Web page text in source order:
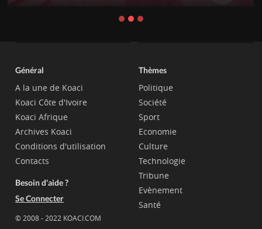
Général
A la une de Koaci
Koaci Côte d'Ivoire
Koaci Afrique
Archives Koaci
Conditions d'utilisation
Contacts
Besoin d'aide ?
Se Connecter
© 2008 - 2022 KOACI.COM
Thèmes
Politique
Société
Sport
Economie
Culture
Technologie
Tribune
Evènement
Santé